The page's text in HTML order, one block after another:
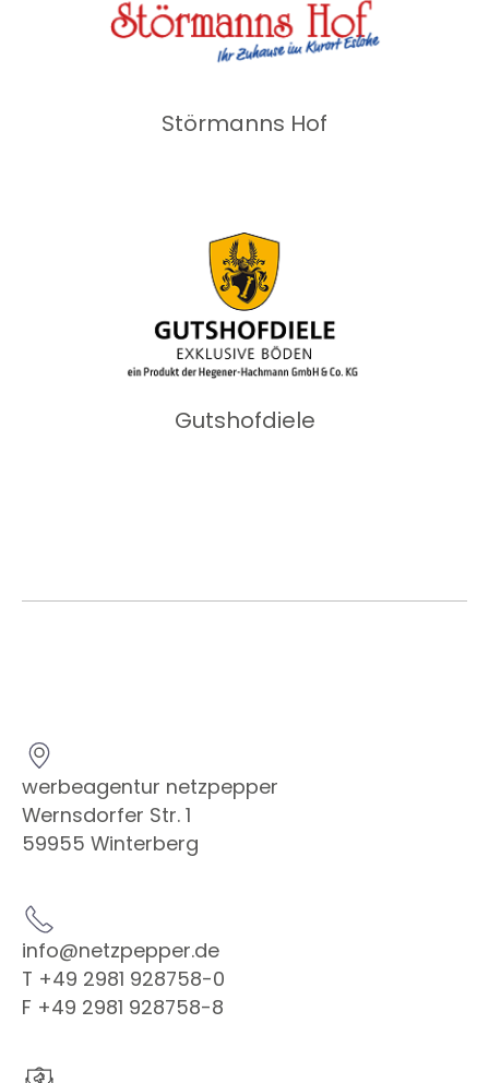
Störmanns Hof
Gutshofdiele
werbeagentur netzpepper
Wernsdorfer Str. 1
59955 Winterberg
info@netzpepper.de
T +49 2981 928758-0
F +49 2981 928758-8